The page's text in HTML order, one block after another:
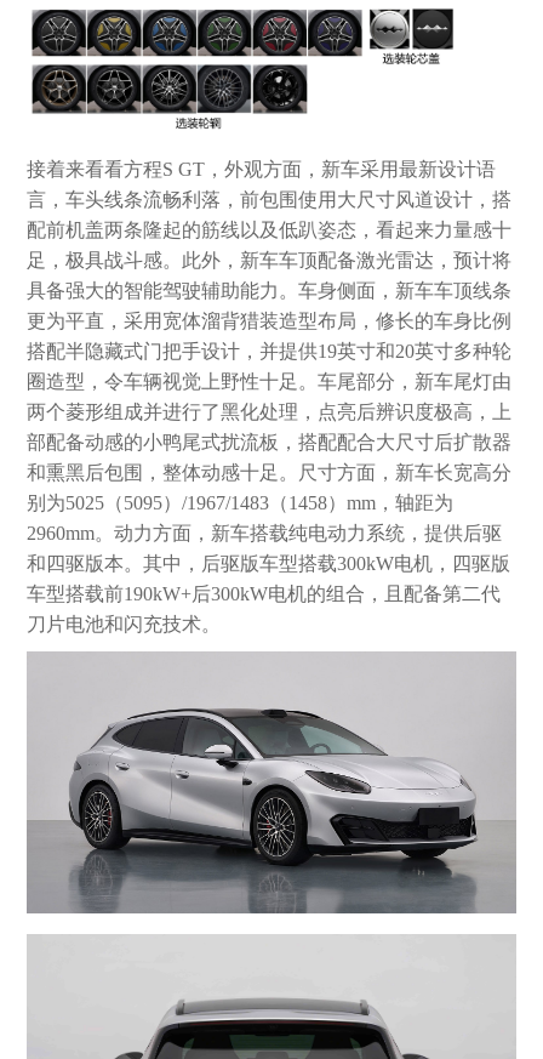
接着来看看方程S GT，外观方面，新车采用最新设计语
言，车头线条流畅利落，前包围使用大尺寸风道设计，搭
配前机盖两条隆起的筋线以及低趴姿态，看起来力量感十
足，极具战斗感。此外，新车车顶配备激光雷达，预计将
具备强大的智能驾驶辅助能力。车身侧面，新车车顶线条
更为平直，采用宽体溜背猎装造型布局，修长的车身比例
搭配半隐藏式门把手设计，并提供19英寸和20英寸多种轮
圈造型，令车辆视觉上野性十足。车尾部分，新车尾灯由
两个菱形组成并进行了黑化处理，点亮后辨识度极高，上
部配备动感的小鸭尾式扰流板，搭配配合大尺寸后扩散器
和熏黑后包围，整体动感十足。尺寸方面，新车长宽高分
别为5025（5095）/1967/1483（1458）mm，轴距为
2960mm。动力方面，新车搭载纯电动力系统，提供后驱
和四驱版本。其中，后驱版车型搭载300kW电机，四驱版
车型搭载前190kW+后300kW电机的组合，且配备第二代
刀片电池和闪充技术。